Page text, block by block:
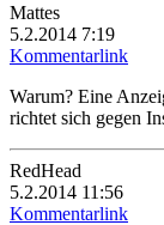
Mattes
5.2.2014 7:19
Kommentarlink
Warum? Eine
richtet sich gegen
RedHead
5.2.2014 11:56
Kommentarlink